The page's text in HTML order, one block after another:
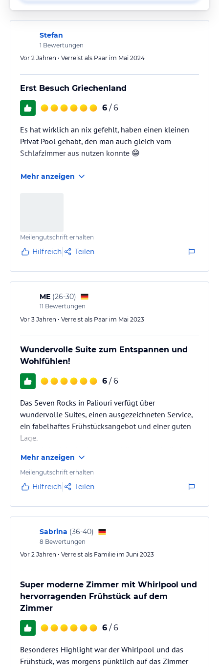
Stefan
1 Bewertungen
Vor 2 Jahren • Verreist als Paar im Mai 2024
Erst Besuch Griechenland
6 / 6
Es hat wirklich an nix gefehlt, haben einen kleinen
Privat Pool gehabt, den man auch gleich vom
Schlafzimmer aus nutzen konnte 😁
Mehr anzeigen
Meilengutschrift erhalten
Hilfreich Teilen
ME (26-30)
11 Bewertungen
Vor 3 Jahren • Verreist als Paar im Mai 2023
Wundervolle Suite zum Entspannen und
Wohlfühlen!
6 / 6
Das Seven Rocks in Paliouri verfügt über
wundervolle Suites, einen ausgezeichneten Service,
ein fabelhaftes Frühstücksangebot und einer guten
Lage.
den nächsten Urlaub in der Badesaison gebucht
haben!
Mehr anzeigen
Meilengutschrift erhalten
Hilfreich Teilen
Sabrina (36-40)
8 Bewertungen
Vor 2 Jahren • Verreist als Familie im Juni 2023
Super moderne Zimmer mit Whirlpool und
hervorragenden Frühstück auf dem
Zimmer
6 / 6
Besonderes Highlight war der Whirlpool und das
Frühstück, was morgens pünktlich auf das Zimmer